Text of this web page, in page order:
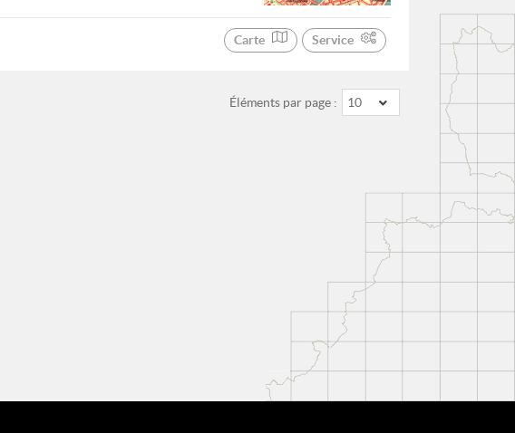
Carte Service
Éléments par page : 10